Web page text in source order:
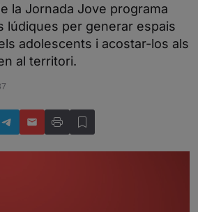
la Jornada Jove programa
lúdiques per generar espais
adolescents i acostar-los als
al territori.